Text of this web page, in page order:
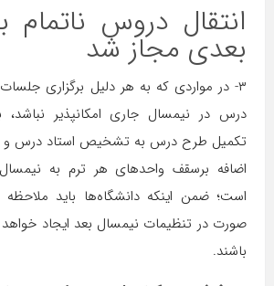
انتقال دروس ناتمام
بعدی مجاز شد
۳- در مواردی که به هر دلیل برگزاری
درس در نیمسال جاری امکانپذیر نباشد،
تکمیل طرح درس به تشخیص استاد درس و
اضافه برسقف واحدهای هر ترم به
است؛ ضمن اینکه دانشگاه‌ها باید
صورت در تنظیمات نیمسال بعد ایجاد خواهد
باشند.